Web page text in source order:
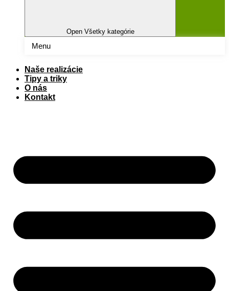
Open Všetky kategórie
Menu
Naše realizácie
Tipy a triky
O nás
Kontakt